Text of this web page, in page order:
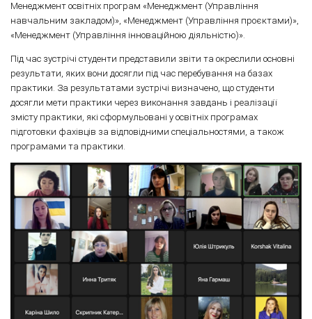
Менеджмент освітніх програм «Менеджмент (Управління
навчальним закладом)», «Менеджмент (Управління проєктами)»,
«Менеджмент (Управління інноваційною діяльністю)».
Під час зустрічі студенти представили звіти та окреслили основні
результати, яких вони досягли під час перебування на базах
практики. За результатами зустрічі визначено, що студенти
досягли мети практики через виконання завдань і реалізації
змісту практики, які сформульовані у освітніх програмах
підготовки фахівців за відповідними спеціальностями, а також
програмами та практики.